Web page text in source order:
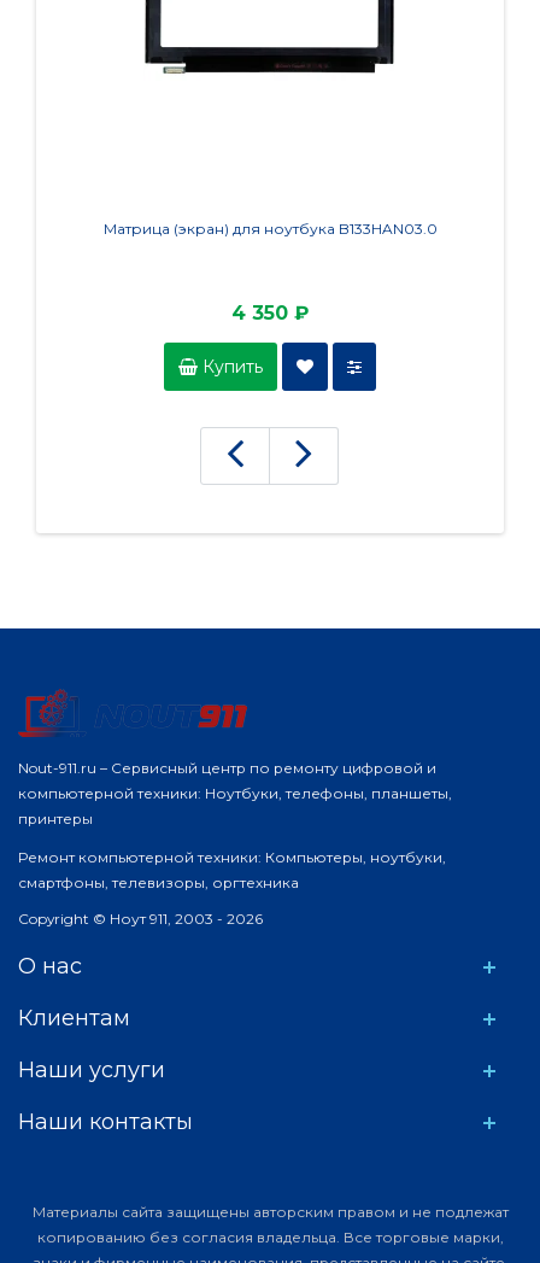
Матрица (экран) для ноутбука B133HAN03.0
4 350 ₽
Купить
Nout-911.ru – Сервисный центр по ремонту цифровой и
компьютерной техники: Ноутбуки, телефоны, планшеты,
принтеры
Ремонт компьютерной техники: Компьютеры, ноутбуки,
смартфоны, телевизоры, оргтехника
Copyright © Ноут 911, 2003 - 2026
О нас
Клиентам
Наши услуги
Наши контакты
Материалы сайта защищены авторским правом и не подлежат
копированию без согласия владельца. Все торговые марки,